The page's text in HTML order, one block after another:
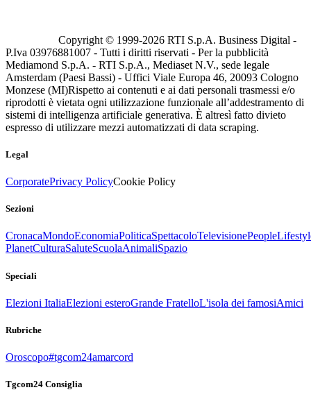
Copyright © 1999-2026 RTI S.p.A. Business Digital -
P.Iva 03976881007 - Tutti i diritti riservati - Per la pubblicità
Mediamond S.p.A. - RTI S.p.A., Mediaset N.V., sede legale
Amsterdam (Paesi Bassi) - Uffici Viale Europa 46, 20093 Cologno
Monzese (MI)Rispetto ai contenuti e ai dati personali trasmessi e/o
riprodotti è vietata ogni utilizzazione funzionale all’addestramento di
sistemi di intelligenza artificiale generativa. È altresì fatto divieto
espresso di utilizzare mezzi automatizzati di data scraping.
Legal
CorporatePrivacy PolicyCookie Policy
Sezioni
CronacaMondoEconomiaPoliticaSpettacoloTelevisionePeople
PlanetCulturaSaluteScuolaAnimaliSpazio
Speciali
Elezioni ItaliaElezioni esteroGrande FratelloL'isola dei famosiAmici
Rubriche
Oroscopo#tgcom24amarcord
Tgcom24 Consiglia